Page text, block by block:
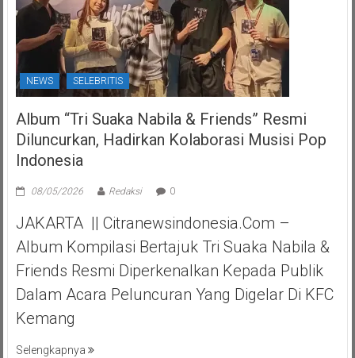
NEWS SELEBRITIS
Album “Tri Suaka Nabila & Friends” Resmi
Diluncurkan, Hadirkan Kolaborasi Musisi Pop
Indonesia
08/05/2026 Redaksi 0
JAKARTA || Citranewsindonesia.com –
Album Kompilasi Bertajuk Tri Suaka Nabila &
Friends Resmi Diperkenalkan Kepada Publik
Dalam Acara Peluncuran Yang Digelar Di KFC
Kemang
Selengkapnya